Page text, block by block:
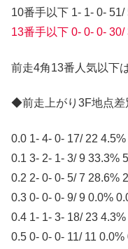
10番手以下 1- 1- 0-
13番手以下 0- 0- 0-
前走4角13番人気以下
◆前走上がり3F地点差
0.0 1- 4- 0- 17/ 22
0.1 3- 2- 1- 3/ 9 33.3%
0.2 2- 0- 0- 5/ 7 28.6%
0.3 0- 0- 0- 9/ 9 0.0%
0.4 1- 1- 3- 18/ 23
0.5 0- 0- 0- 11/ 11 0.0%